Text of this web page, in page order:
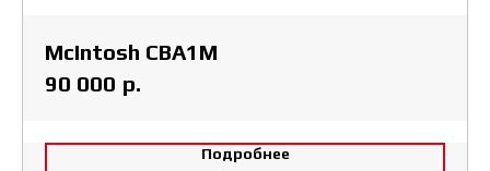
McIntosh CBA1M
90 000 р.
Подробнее